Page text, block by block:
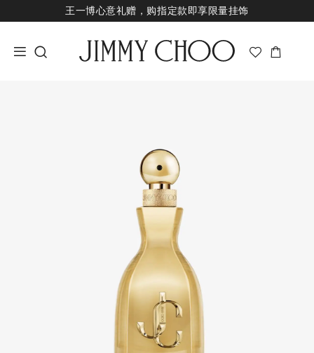
王一博心意礼赠，购指定款即享限量挂饰
新品上市，尊享至高24期免息